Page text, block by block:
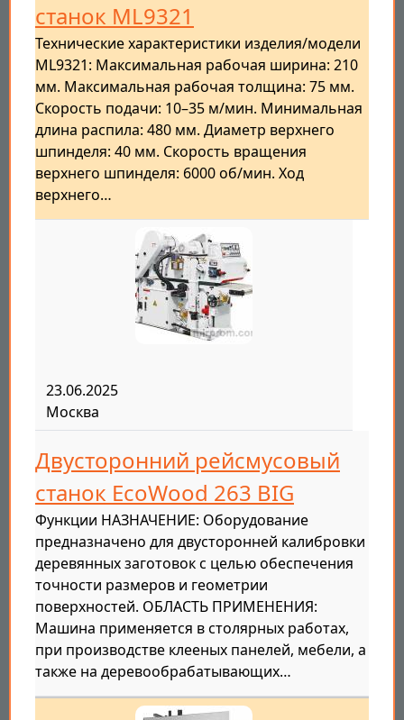
станок ML9321
Технические характеристики изделия/модели
ML9321: Максимальная рабочая ширина: 210
мм. Максимальная рабочая толщина: 75 мм.
Скорость подачи: 10–35 м/мин. Минимальная
длина распила: 480 мм. Диаметр верхнего
шпинделя: 40 мм. Скорость вращения
верхнего шпинделя: 6000 об/мин. Ход
верхнего…
23.06.2025
Москва
Двусторонний рейсмусовый
станок EcoWood 263 BIG
Функции НАЗНАЧЕНИЕ: Оборудование
предназначено для двусторонней калибровки
деревянных заготовок с целью обеспечения
точности размеров и геометрии
поверхностей. ОБЛАСТЬ ПРИМЕНЕНИЯ:
Машина применяется в столярных работах,
при производстве клееных панелей, мебели, а
также на деревообрабатывающих…